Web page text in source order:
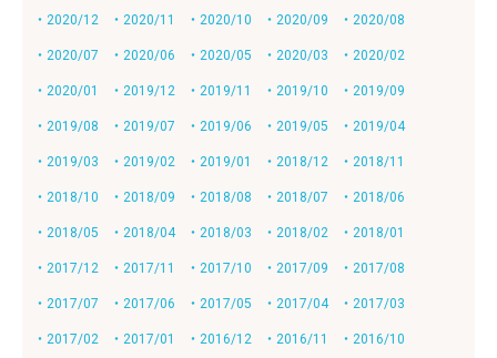
・2020/12 ・2020/11 ・2020/10 ・2020/09 ・2020/08
・2020/07 ・2020/06 ・2020/05 ・2020/03 ・2020/02
・2020/01 ・2019/12 ・2019/11 ・2019/10 ・2019/09
・2019/08 ・2019/07 ・2019/06 ・2019/05 ・2019/04
・2019/03 ・2019/02 ・2019/01 ・2018/12 ・2018/11
・2018/10 ・2018/09 ・2018/08 ・2018/07 ・2018/06
・2018/05 ・2018/04 ・2018/03 ・2018/02 ・2018/01
・2017/12 ・2017/11 ・2017/10 ・2017/09 ・2017/08
・2017/07 ・2017/06 ・2017/05 ・2017/04 ・2017/03
・2017/02 ・2017/01 ・2016/12 ・2016/11 ・2016/10